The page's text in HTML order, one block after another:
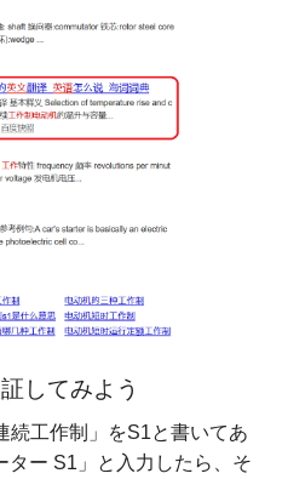
してみよう
続工作制」をS1と書いてあ
ター S1」と入力したら、そ